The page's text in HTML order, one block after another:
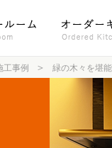
工事例 緑の木々を堪